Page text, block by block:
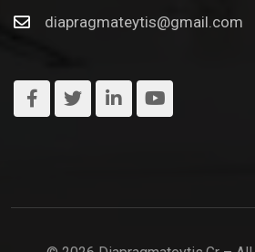
diapragmateytis@gmail.com